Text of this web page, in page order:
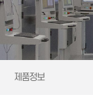
제품정보